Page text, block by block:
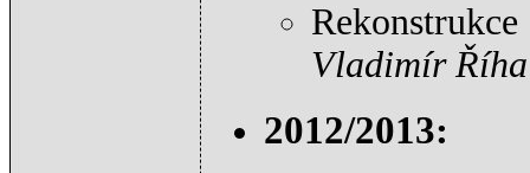
Vladimír Říha
2012/2013: